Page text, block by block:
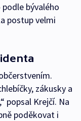
bývalého
postup velmi
zákusky a
popsal Krejčí. Na
poděkovat i